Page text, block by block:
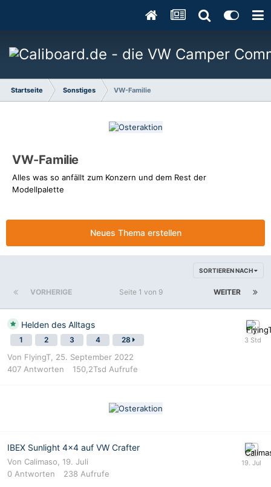
Startseite Sonstiges VW-Familie
VW-Familie
Alles was so anfällt zum Konzern und dem Rest der
Modellpalette
Neues Thema erstellen
SORTIEREN NACH
VORHERIGE WEITER
Seite 1 von 9
Helden des Alltags
1 2 3 4 28
Von FlyingT 25. September 2022
407 Antworten 150,2Tsd Aufrufe
IBEX Sunlight 4x4 auf VW Crafter
Von Calimaso, 19. Juli
0 Antworten 238 Aufrufe